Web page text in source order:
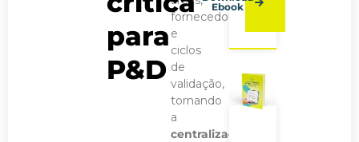
para
P&D
fornecedores
e
ciclos
de
validação,
tornando
a
centralização
Ebook